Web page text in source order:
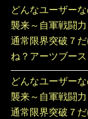
どんなユーザー
襲来～自軍戦闘
通常限界突破７
ね？アーツブー
どんなユーザー
襲来～自軍戦闘
通常限界突破７